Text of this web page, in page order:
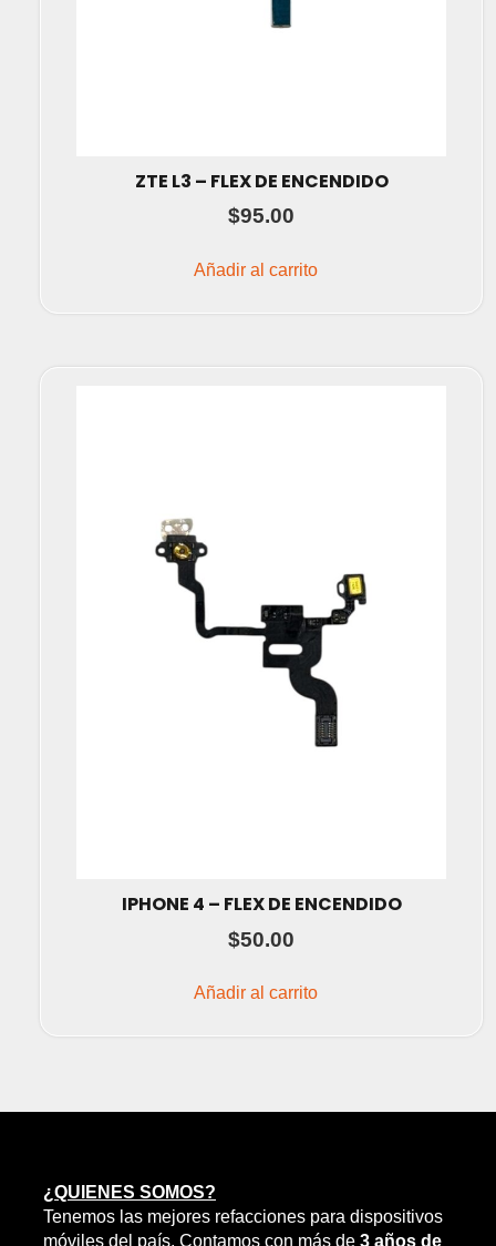
ZTE L3 – FLEX DE ENCENDIDO
$95.00
Añadir al carrito
IPHONE 4 – FLEX DE ENCENDIDO
$50.00
Añadir al carrito
¿QUIENES SOMOS?
Tenemos las mejores refacciones para dispositivos
móviles del país. Contamos con más de 3 años de